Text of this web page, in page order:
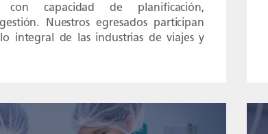
con capacidad de planificación,
Nuestros egresados participan
integral de las industrias de viajes y